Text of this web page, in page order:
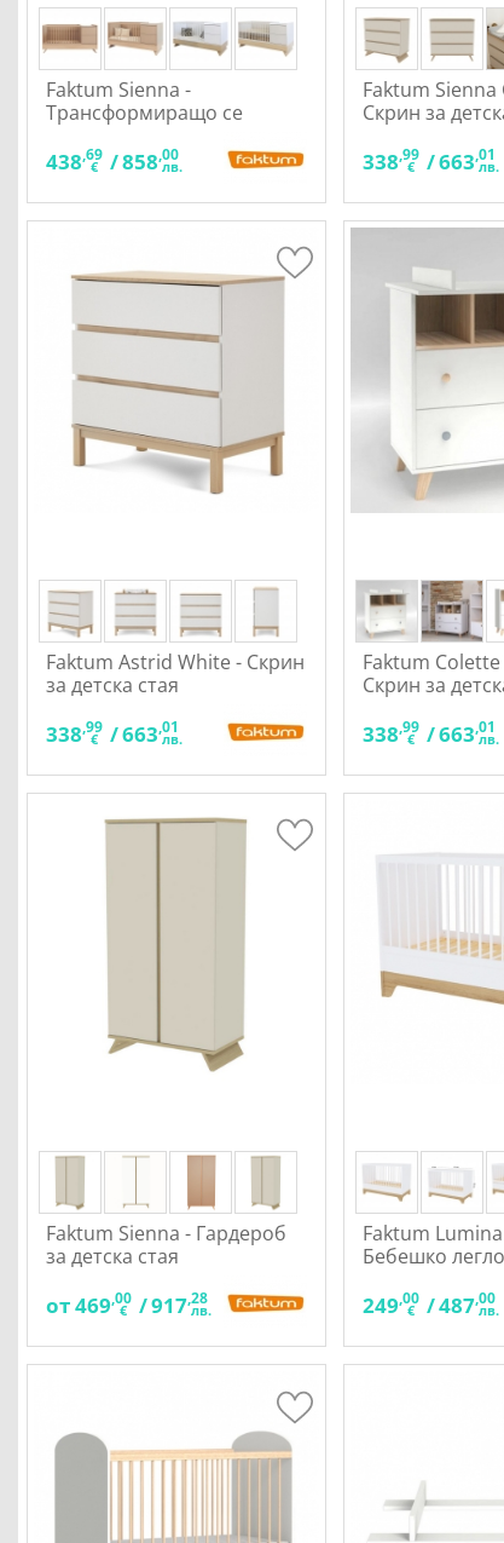
Faktum Sienna -
Трансформиращо се
438,69
€ /858,00
лв.
Faktum Sienna
Скрин за
338,99
€ /663,01
лв.
Faktum Astrid White - Скрин
за детска стая
338,99
€ /663,01
лв.
Faktum
Скрин за
338,99
€ /663,01
лв.
Faktum Sienna - Гардероб
за детска стая
от469,00
€ /917,28
лв.
Faktum
Бебешко
249,00
€ /487,00
лв.